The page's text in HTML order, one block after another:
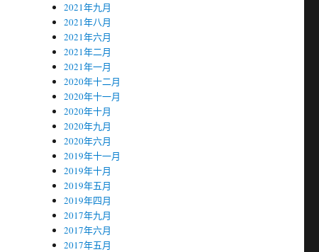
2021年九月
2021年八月
2021年六月
2021年二月
2021年一月
2020年十二月
2020年十一月
2020年十月
2020年九月
2020年六月
2019年十一月
2019年十月
2019年五月
2019年四月
2017年九月
2017年六月
2017年五月